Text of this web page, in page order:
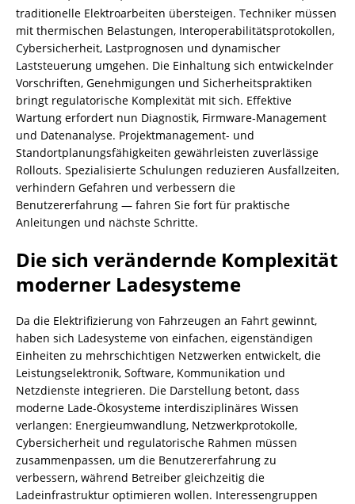
traditionelle Elektroarbeiten übersteigen. Techniker müssen
mit thermischen Belastungen, Interoperabilitätsprotokollen,
Cybersicherheit, Lastprognosen und dynamischer
Laststeuerung umgehen. Die Einhaltung sich entwickelnder
Vorschriften, Genehmigungen und Sicherheitspraktiken
bringt regulatorische Komplexität mit sich. Effektive
Wartung erfordert nun Diagnostik, Firmware‑Management
und Datenanalyse. Projektmanagement- und
Standortplanungsfähigkeiten gewährleisten zuverlässige
Rollouts. Spezialisierte Schulungen reduzieren Ausfallzeiten,
verhindern Gefahren und verbessern die
Benutzererfahrung — fahren Sie fort für praktische
Anleitungen und nächste Schritte.
Die sich verändernde Komplexität
moderner Ladesysteme
Da die Elektrifizierung von Fahrzeugen an Fahrt gewinnt,
haben sich Ladesysteme von einfachen, eigenständigen
Einheiten zu mehrschichtigen Netzwerken entwickelt, die
Leistungselektronik, Software, Kommunikation und
Netzdienste integrieren. Die Darstellung betont, dass
moderne Lade-Ökosysteme interdisziplinäres Wissen
verlangen: Energieumwandlung, Netzwerkprotokolle,
Cybersicherheit und regulatorische Rahmen müssen
zusammenpassen, um die Benutzererfahrung zu
verbessern, während Betreiber gleichzeitig die
Ladeinfrastruktur optimieren wollen. Interessengruppen